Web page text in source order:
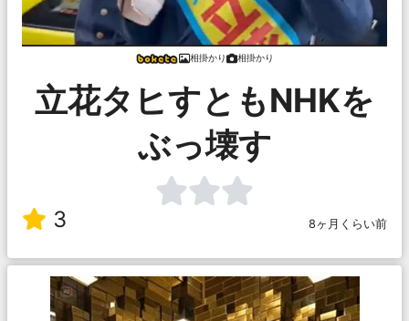
相掛かり 相掛かり
立花タヒすともNHKを
ぶっ壊す
3 8ヶ月くらい前